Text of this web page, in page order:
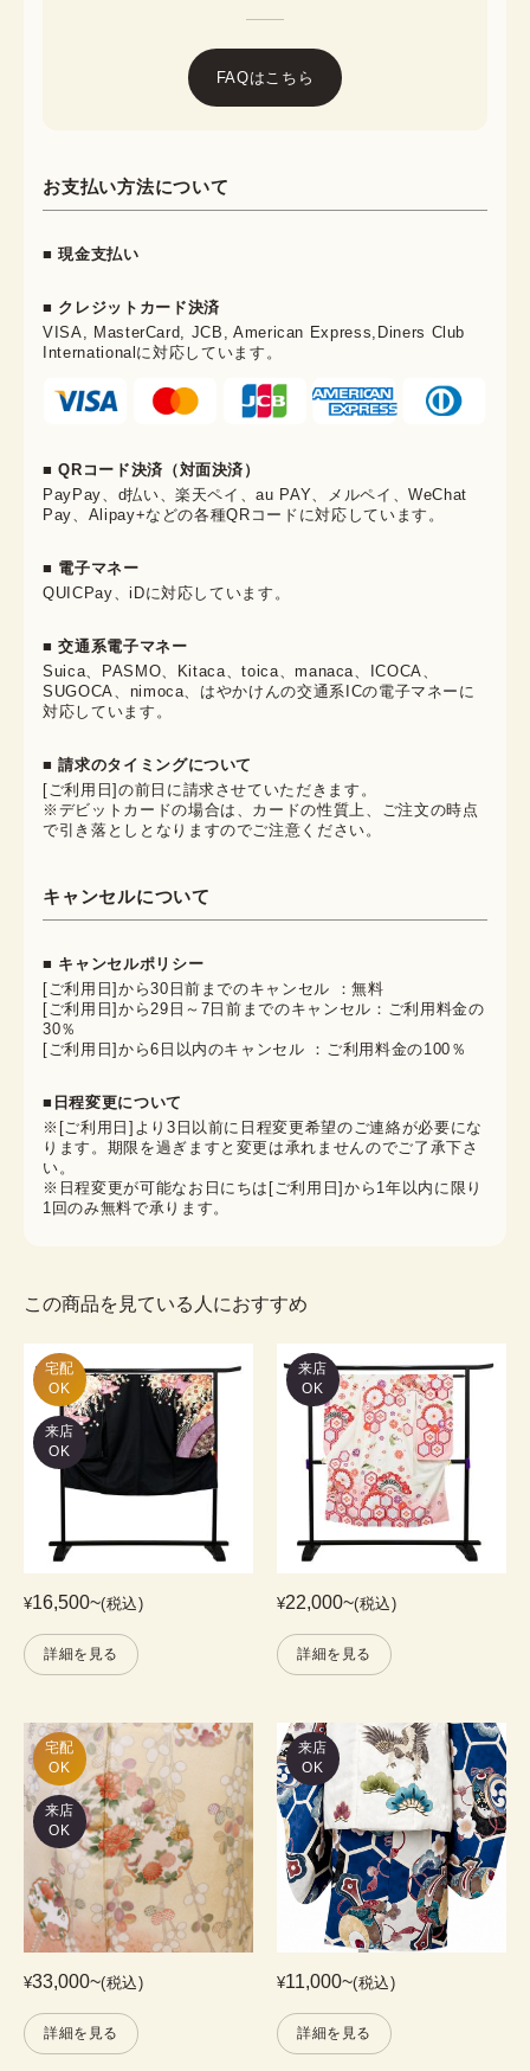
FAQはこちら
お支払い方法について
■ 現金支払い
■ クレジットカード決済
VISA, MasterCard, JCB, American Express,Diners Club
Internationalに対応しています。
■ QRコード決済（対面決済）
PayPay、d払い、楽天ペイ、au PAY、メルペイ、WeChat
Pay、Alipay+などの各種QRコードに対応しています。
■ 電子マネー
QUICPay、iDに対応しています。
■ 交通系電子マネー
Suica、PASMO、Kitaca、toica、manaca、ICOCA、
SUGOCA、nimoca、はやかけんの交通系ICの電子マネーに
対応しています。
■ 請求のタイミングについて
[ご利用日]の前日に請求させていただきます。
※デビットカードの場合は、カードの性質上、ご注文の時点
で引き落としとなりますのでご注意ください。
キャンセルについて
■ キャンセルポリシー
[ご利用日]から30日前までのキャンセル ：無料
[ご利用日]から29日～7日前までのキャンセル：ご利用料金の
30％
[ご利用日]から6日以内のキャンセル ：ご利用料金の100％
■日程変更について
※[ご利用日]より3日以前に日程変更希望のご連絡が必要にな
ります。期限を過ぎますと変更は承れませんのでご了承下さ
い。
※日程変更が可能なお日にちは[ご利用日]から1年以内に限り
1回のみ無料で承ります。
この商品を見ている人におすすめ
宅配
OK
来店
OK
¥16,500~(税込)
詳細を見る
来店
OK
¥22,000~(税込)
詳細を見る
宅配
OK
来店
OK
¥33,000~(税込)
詳細を見る
来店
OK
¥11,000~(税込)
詳細を見る